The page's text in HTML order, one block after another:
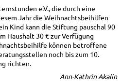
e.V., die durch eine
Jahr die Weihnachtsbeihilfen
Kind kann die Stiftung pauschal 90
Haushalt 30 € zur Verfügung
können betroffene
noch bis zum 10.
richten.
Ann-Kathrin Akalin